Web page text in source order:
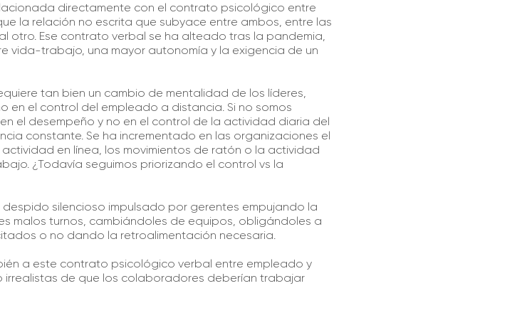
directamente con el contrato psicológico entre
la relación no escrita que subyace entre ambos, entre las
otro. Ese contrato verbal se ha alteado tras la pandemia,
vida-trabajo, una mayor autonomía y la exigencia de un
tan bien un cambio de mentalidad de los líderes,
en el control del empleado a distancia. Si no somos
el desempeño y no en el control de la actividad diaria del
constante. Se ha incrementado en las organizaciones el
en línea, los movimientos de ratón o la actividad
¿Todavía seguimos priorizando el control vs la
despido silencioso impulsado por gerentes empujando la
malos turnos, cambiándoles de equipos, obligándoles a
o no dando la retroalimentación necesaria.
a este contrato psicológico verbal entre empleado y
de que los colaboradores deberían trabajar